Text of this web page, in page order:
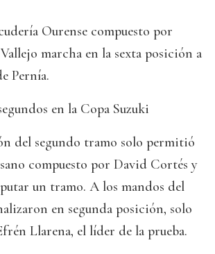
Ourense compuesto por
marcha en la sexta posición a
Pernía.
en la Copa Suzuki
del segundo tramo solo permitió
compuesto por David Cortés y
un tramo. A los mandos del
en segunda posición, solo
Llarena, el líder de la prueba.